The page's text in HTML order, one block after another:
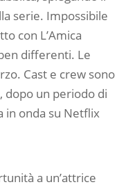
serie. Impossibile
con L’Amica
differenti. Le
Cast e crew sono
dopo un periodo di
in onda su Netflix
a un’attrice